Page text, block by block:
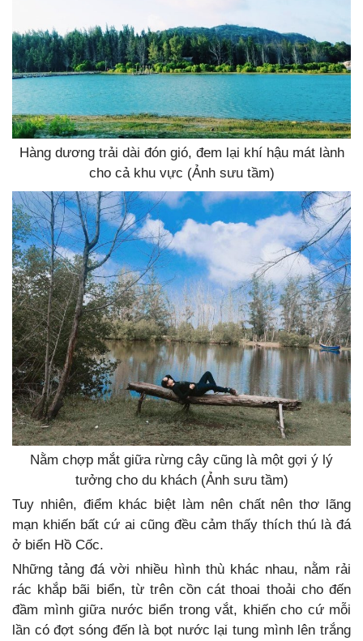
Hàng dương trải dài đón gió, đem lại khí hậu mát lành
cho cả khu vực (Ảnh sưu tầm)
Nằm chợp mắt giữa rừng cây cũng là một gợi ý lý
tưởng cho du khách (Ảnh sưu tầm)
Tuy nhiên, điểm khác biệt làm nên chất nên thơ lãng
mạn khiến bất cứ ai cũng đều cảm thấy thích thú là đá
ở biển Hồ Cốc.
Những tảng đá vời nhiều hình thù khác nhau, nằm rải
rác khắp bãi biển, từ trên cồn cát thoai thoải cho đến
đầm mình giữa nước biển trong vắt, khiến cho cứ mỗi
lần có đợt sóng đến là bọt nước lại tung mình lên trắng